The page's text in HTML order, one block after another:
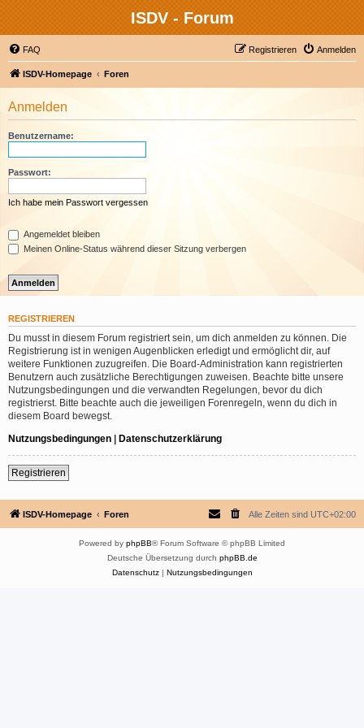
ISDV - Forum
FAQ Anmelden
Registrieren
ISDV-Homepage Foren
Anmelden
Benutzername:
Passwort:
Ich habe mein Passwort vergessen
Angemeldet bleiben
Meinen Online-Status während dieser Sitzung verbergen
REGISTRIEREN
Du musst in diesem Forum registriert sein, um dich anmelden zu können. Die
Registrierung ist in wenigen Augenblicken erledigt und ermöglicht dir, auf
weitere Funktionen zuzugreifen. Die Board-Administration kann registrierten
Benutzern auch zusätzliche Berechtigungen zuweisen. Beachte bitte unsere
Nutzungsbedingungen und die verwandten Regelungen, bevor du dich
registrierst. Bitte beachte auch die jeweiligen Forenregeln, wenn du dich in
diesem Board bewegst.
Nutzungsbedingungen | Datenschutzerklärung
Registrieren
ISDV-Homepage Foren Alle Zeiten sind UTC+02:00
Powered by phpBB® Forum Software © phpBB Limited
Deutsche Übersetzung durch phpBB.de
Datenschutz| Nutzungsbedingungen